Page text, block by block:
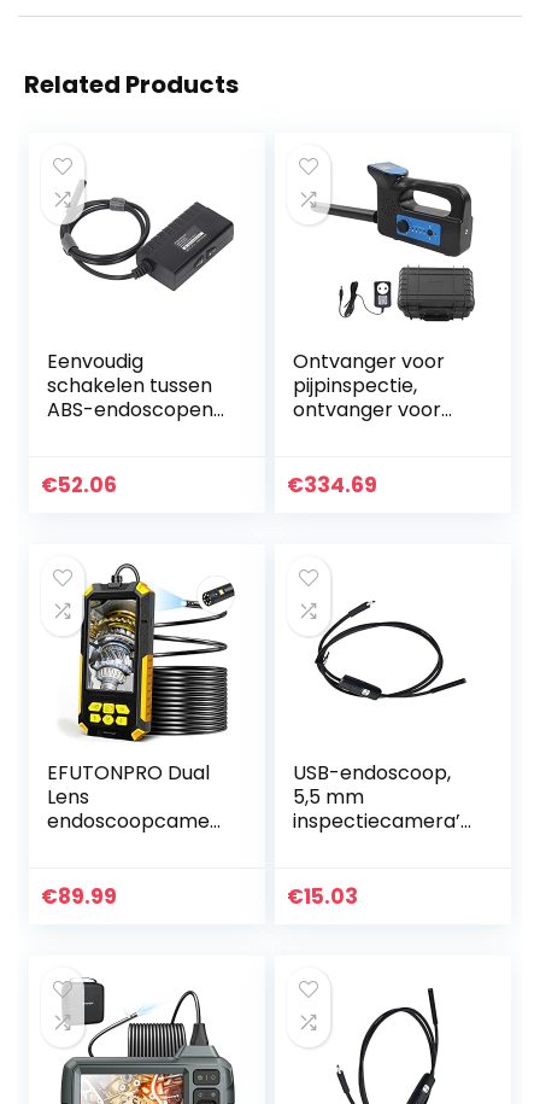
Related Products
Eenvoudig
schakelen tussen
ABS-endoscopen
wifi-
€52.06
Ontvanger voor
pijpinspectie,
ontvanger voor
100-240 V Hoge
€334.69
EFUTONPRO Dual
Lens
endoscoopcamer
inspectiecamera,
€89.99
USB-endoscoop,
5,5 mm
inspectiecamera’s
€15.03